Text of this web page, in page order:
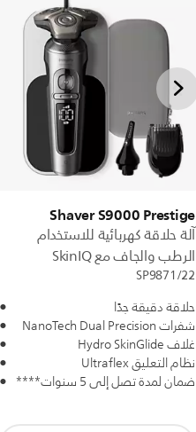
Shaver S9000 Prestige
آلة حلاقة كهربائية للاستخدام
الرطب والجاف مع SkinIQ
SP9871/22
حلاقة دقيقة جدًا
شفرات NanoTech Dual Precision
غلاف Hydro SkinGlide
نظام التعليق Ultraflex
ضمان لمدة تصل إلى 5 سنوات****